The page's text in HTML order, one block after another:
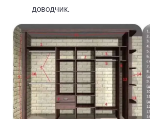
доводчик.